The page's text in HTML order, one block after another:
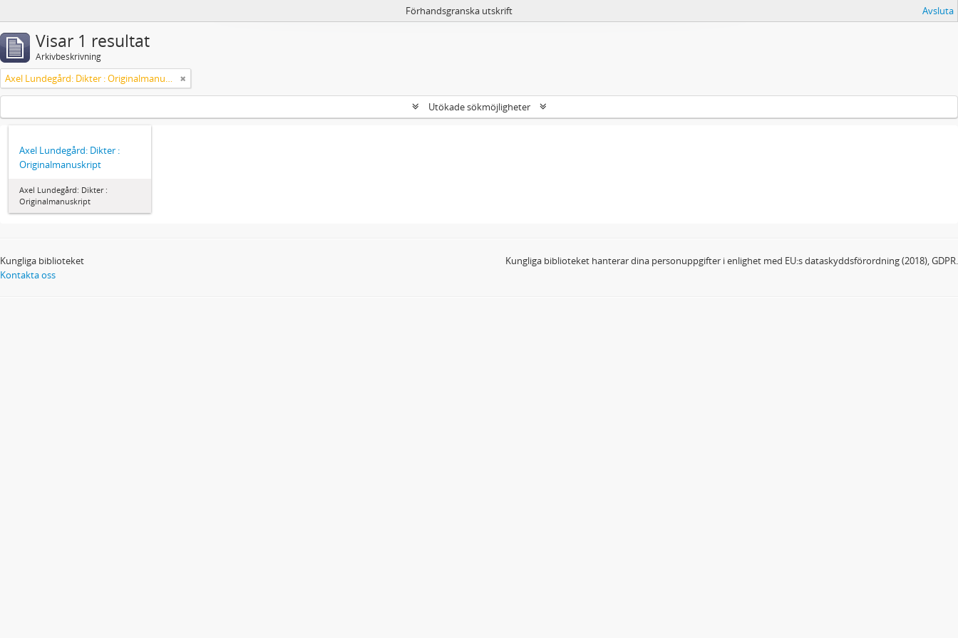
Förhandsgranska utskrift Avsluta
Visar 1 resultat
Arkivbeskrivning
Axel Lundegård: Dikter : Originalmanuskript
Utökade sökmöjligheter
Axel Lundegård: Dikter :
Originalmanuskript
Axel Lundegård: Dikter :
Originalmanuskript
Kungliga biblioteket
Kontakta oss
Kungliga biblioteket hanterar dina personuppgifter i enlighet med EU:s dataskyddsförordning (2018), GDPR.